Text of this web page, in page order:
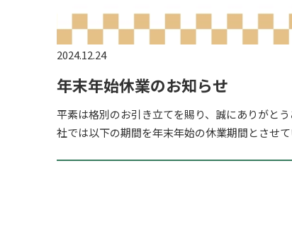
2024.12.24
年末年始休業のお知らせ
平素は格別のお引き立てを賜り、誠にありがと
社では以下の期間を年末年始の休業期間とさせ